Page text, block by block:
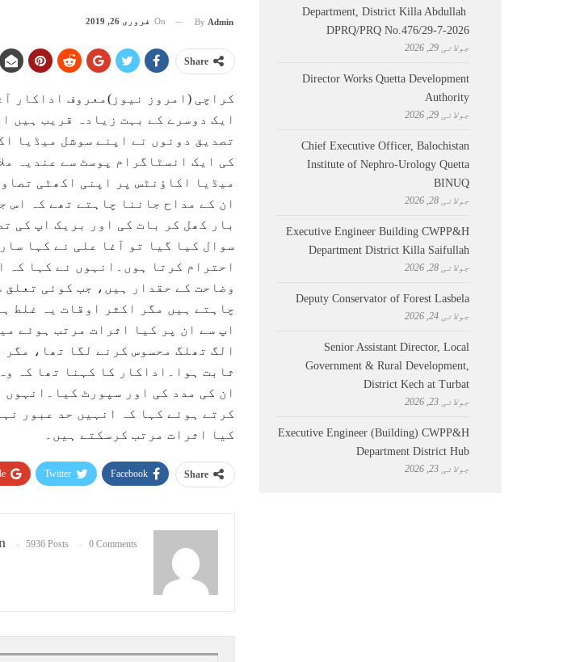
By Admin
On فروری 26, 2019
Share
کراچی (امروز نیوز)معروف اداکار
ایک دوسرے کے بہت زیادہ قریب ہیں
تصدیق دونوں نے اپنے سوشل میڈیا
کی ایک انسٹاگرام پوسٹ سے عندیہ
میڈیا اکاؤنٹس پر اپنی اکھٹی
ان کے مداح جاننا چاہتے تھے کہ اس
بار کھل کر بات کی اور بریک اپ کی
سوال کیا گیا تو آغا علی نے کہا
احترام کرتا ہوں۔انہوں نے کہا کہ
وضاحت کے حقدار ہیں، جب کوئی
چاہتے ہیں مگر اکثر اوقات یہ غلط
اپ سے ان پر کیا اثرات مرتب ہوئے
الگ تھلگ محسوس کرنے لگا تھا،
ثابت ہوا۔اداکار کا کہنا تھا کہ
ان کی مدد کی اور سپورٹ
کرتے ہوئے کہا کہ انہیں حد عبور
کیا اثرات مرتب کرسکتے ہیں۔
Share
Facebook
Twitter
5936 Posts 0 Comments
Department, District Killa Abdullah ​
DPRQ/PRQ No.476/29-7-2026
جولائی 29, 2026
Director Works Quetta Development
Authority
جولائی 29, 2026
Chief Executive Officer, Balochistan
Institute of Nephro-Urology Quetta
BINUQ
جولائی 28, 2026
Executive Engineer Building CWPP&H
Department District Killa Saifullah
جولائی 28, 2026
Deputy Conservator of Forest Lasbela
جولائی 24, 2026
Senior Assistant Director, Local
Government & Rural Development,
District Kech at Turbat
جولائی 23, 2026
Executive Engineer (Building) CWPP&H
Department District Hub
جولائی 23, 2026